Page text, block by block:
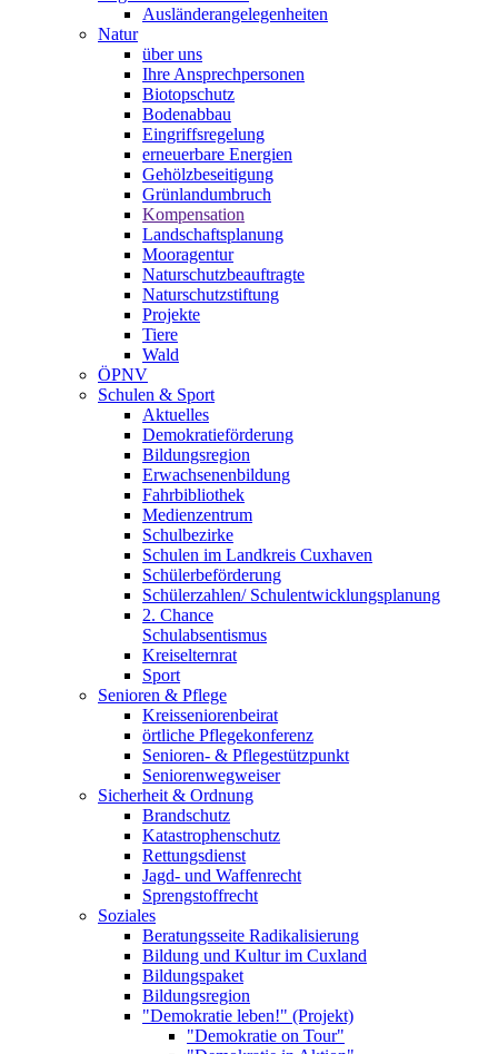
Ausländerangelegenheiten
Natur
über uns
Ihre Ansprechpersonen
Biotopschutz
Bodenabbau
Eingriffsregelung
erneuerbare Energien
Gehölzbeseitigung
Grünlandumbruch
Kompensation
Landschaftsplanung
Mooragentur
Naturschutzbeauftragte
Naturschutzstiftung
Projekte
Tiere
Wald
ÖPNV
Schulen & Sport
Aktuelles
Demokratieförderung
Bildungsregion
Erwachsenenbildung
Fahrbibliothek
Medienzentrum
Schulbezirke
Schulen im Landkreis Cuxhaven
Schülerbeförderung
Schülerzahlen/ Schulentwicklungsplanung
2. Chance
Schulabsentismus
Kreiselternrat
Sport
Senioren & Pflege
Kreisseniorenbeirat
örtliche Pflegekonferenz
Senioren- & Pflegestützpunkt
Seniorenwegweiser
Sicherheit & Ordnung
Brandschutz
Katastrophenschutz
Rettungsdienst
Jagd- und Waffenrecht
Sprengstoffrecht
Soziales
Beratungsseite Radikalisierung
Bildung und Kultur im Cuxland
Bildungspaket
Bildungsregion
"Demokratie leben!" (Projekt)
"Demokratie on Tour"